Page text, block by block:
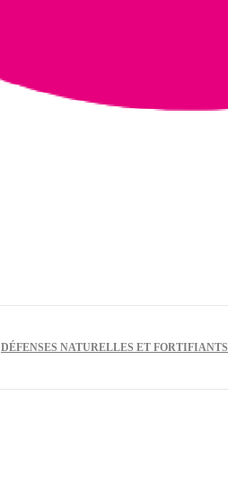
DÉFENSES NATURELLES ET FORTIFIANTS